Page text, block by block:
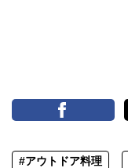
#アウトドア料理